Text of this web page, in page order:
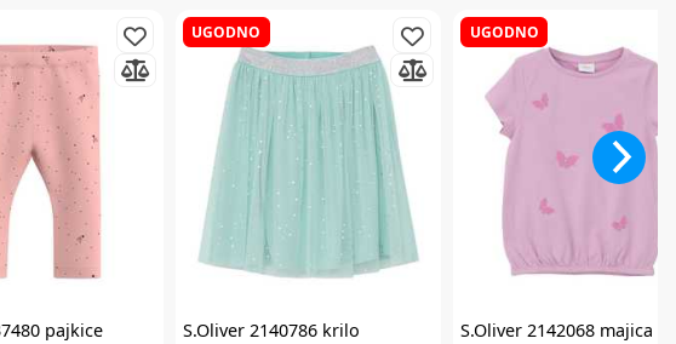
pajkice
UGODNO
S.Oliver2140786 krilo
UGODNO
S.Oliver 2142068 majica